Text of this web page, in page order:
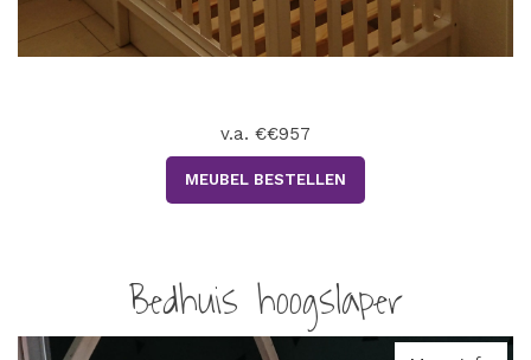
v.a. €€957
MEUBEL BESTELLEN
Bedhuis hoogslaper